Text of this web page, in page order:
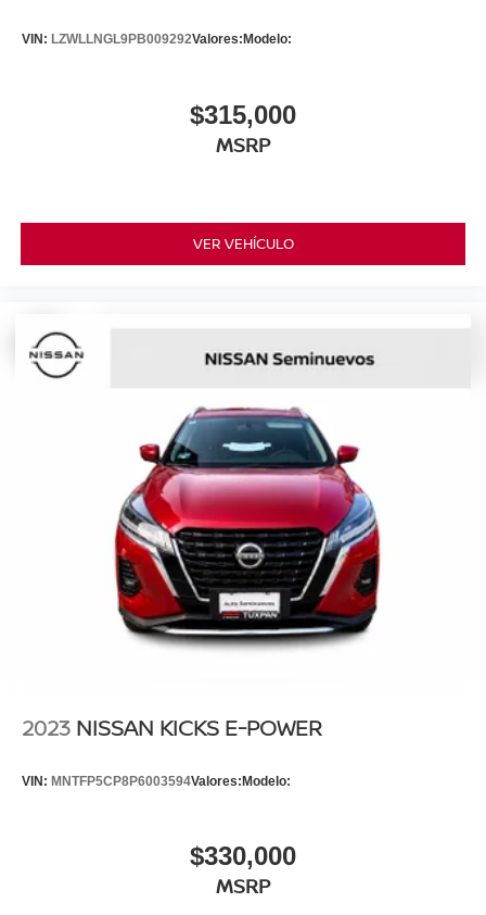
VIN: LZWLLNGL9PB009292Valores: Modelo:
$315,000
MSRP
VER VEHÍCULO
2023 NISSAN KICKS E-POWER
VIN: MNTFP5CP8P6003594Valores:Modelo:
$330,000
MSRP